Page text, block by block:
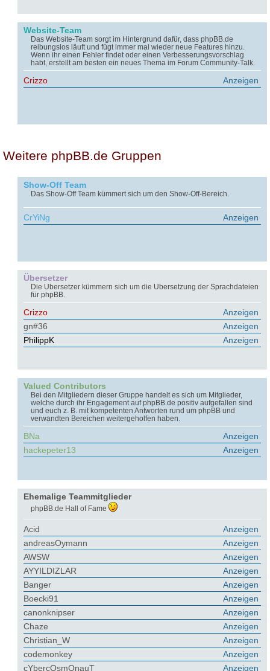
Website-Team
Das Website-Team sorgt im Hintergrund dafür, dass phpBB.de
reibungslos läuft und fügt immer mal wieder neue Features hinzu.
Wenn ihr einen Fehler findet oder einen Verbesserungsvorschlag
habt, erstellt am besten ein neues Thema im Forum Community-Talk.
Anzeigen
Crizzo
Weitere phpBB.de Gruppen
Show-Off Team
Das Show-Off Team kümmert sich um den Show-Off-Bereich.
Anzeigen
CrYiNg
Übersetzer
Die Übersetzer kümmern sich um die Übersetzung der Sprachdateien
für phpBB.
Anzeigen
Crizzo
Anzeigen
gn#36
Anzeigen
PhilippK
Valued Contributors
Bei den Mitgliedern dieser Gruppe handelt es sich um Mitglieder,
welche durch ihr Engagement auf phpBB.de positiv aufgefallen sind
und euch z. B. mit kompetenten Antworten rund um phpBB und
verwandten Bereichen weitergeholfen haben.
Anzeigen
BNa
Anzeigen
hackepeter13
Ehemalige Teammitglieder
phpBB.de Hall of Fame
Anzeigen
Acid
Anzeigen
andreasOymann
Anzeigen
AWSW
Anzeigen
AYYILDIZLAR
Anzeigen
Banger
Anzeigen
Boecki91
Anzeigen
canonknipser
Anzeigen
Chaze
Anzeigen
Christian_W
Anzeigen
codemonkey
Anzeigen
cYbercOsmOnauT